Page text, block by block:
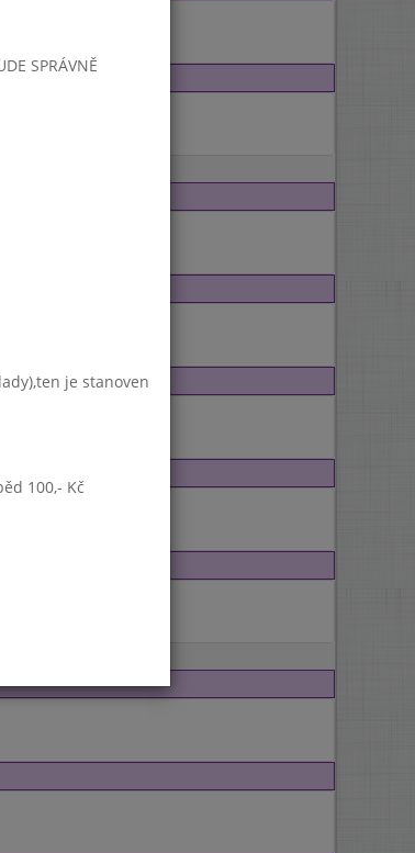
SPRÁVNĚ
je stanoven
100,- Kč